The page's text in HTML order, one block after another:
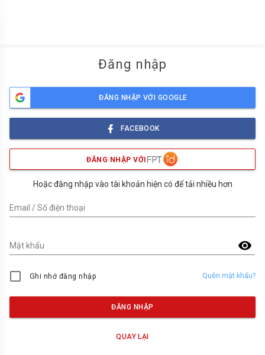
Đăng nhập
ĐĂNG NHẬP VỚI GOOGLE
FACEBOOK
ĐĂNG NHẬP VỚI
Hoặc đăng nhập vào tài khoản hiện có để tải nhiều hơn
Email / Số điện thoại
visibility
Mật khẩu
Ghi nhớ đăng nhập Quên mật khẩu?
ĐĂNG NHẬP
QUAY LẠI